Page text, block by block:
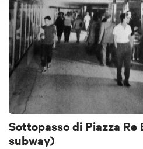
Sottopasso di Piazza Re
subway)